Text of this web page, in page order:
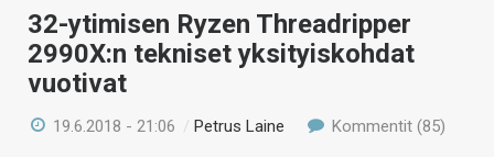
32-ytimisen Ryzen Threadripper
2990X:n tekniset yksityiskohdat
vuotivat
19.6.2018 - 21:06 / Petrus Laine Kommentit (85)